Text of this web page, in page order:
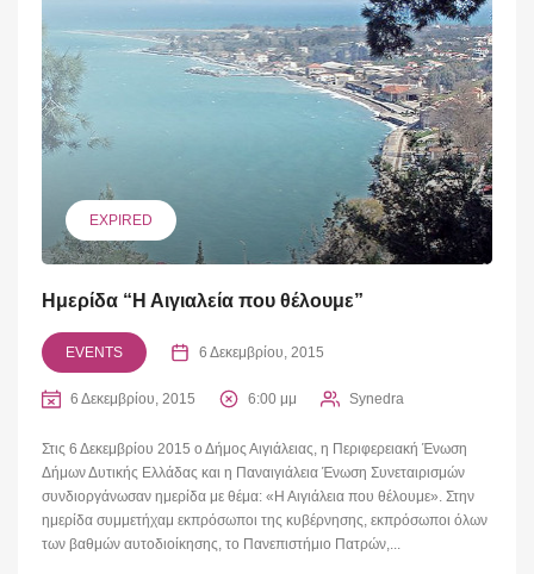
EXPIRED
Ημερίδα “Η Αιγιαλεία που θέλουμε”
EVENTS 6 Δεκεμβρίου, 2015
6 Δεκεμβρίου, 2015 6:00 μμ Synedra
Στις 6 Δεκεμβρίου 2015 ο Δήμος Αιγιάλειας, η Περιφερειακή Ένωση
Δήμων Δυτικής Ελλάδας και η Παναιγιάλεια Ένωση Συνεταιρισμών
συνδιοργάνωσαν ημερίδα με θέμα: «Η Αιγιάλεια που θέλουμε». Στην
ημερίδα συμμετήχαμ εκπρόσωποι της κυβέρνησης, εκπρόσωποι όλων
των βαθμών αυτοδιοίκησης, το Πανεπιστήμιο Πατρών,...